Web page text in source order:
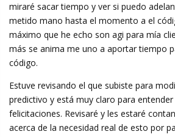
miraré sacar tiempo y ver si puedo
metido mano hasta el momento a el
máximo que he echo son agi para mía
más se anima me uno a aportar tiempo
código.
Estuve revisando el que subiste para
predictivo y está muy claro para
felicitaciones. Revisaré y les estaré
acerca de la necesidad real de esto por